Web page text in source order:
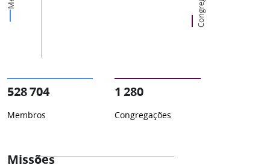
528 704
Membros
1 280
Congregações
Missões